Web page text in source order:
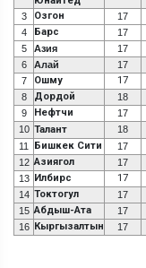
3 Озгон 17
4 Барс 17
5 Азия 17
6
Алай 17
7
Ошму 17
8 Дордой 18
9 Нефтчи 17
10 Талант 18
11
Бишкек Сити 17
12 Азиягол 17
13 Илбирс 17
14 Токтогул 17
15 Абдыш-Ата 17
16 Кыргызалтын 17